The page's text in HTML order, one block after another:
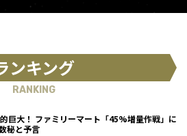
ンキング
RANKING
巨大！ ファミリーマート「45%増量作戦」に
秘と予言